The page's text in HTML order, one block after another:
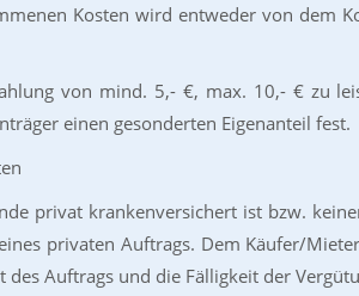
Kosten wird entweder von dem
von mind. 5,- €, max. 10,- € zu
einen gesonderten Eigenanteil fest.
privat krankenversichert ist bzw.
privaten Auftrags. Dem Käufer/
Auftrags und die Fälligkeit der